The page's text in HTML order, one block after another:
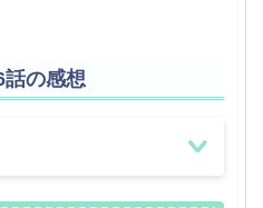
話の感想